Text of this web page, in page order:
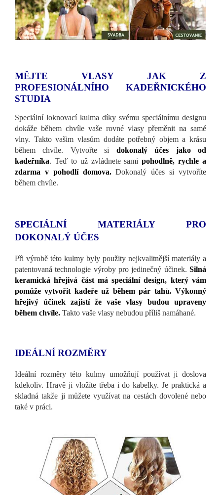
MĚJTE VLASY JAK Z
PROFESIONÁLNÍHO KADEŘNICKÉHO
STUDIA
Speciální loknovací kulma díky svému speciálnímu designu
dokáže během chvíle vaše rovné vlasy přeměnit na samé
vlny. Takto vašim vlasům dodáte potřebný objem a krásu
během chvíle. Vytvořte si dokonalý účes jako od
kadeřníka. Teď to už zvládnete samipohodlně, rychle a
zdarma v pohodlí domova.Dokonalý účes si vytvoříte
během chvíle.
SPECIÁLNÍ MATERIÁLY PRO
DOKONALÝ ÚČES
Při výrobě této kulmy byly použity nejkvalitnější materiály a
patentovaná technologie výroby pro jedinečný účinek. Silná
keramická hřejivá část má speciální design, který vám
pomůže vytvořit kadeře už během pár tahů. Výkonný
hřejivý účinek zajistí že vaše vlasy budou upraveny
během chvíle. Takto vaše vlasy nebudou příliš namáhané.
IDEÁLNÍ ROZMĚRY
Ideální rozměry této kulmy umožňují používat ji doslova
kdekoliv. Hravě ji vložíte třeba i do kabelky. Je praktická a
skladná takže ji můžete využívat na cestách dovolené nebo
také v práci.